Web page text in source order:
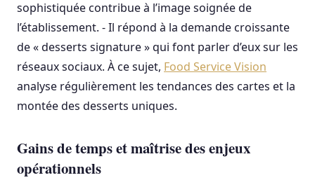
sophistiquée contribue à l’image soignée de
l’établissement. - Il répond à la demande croissante
de « desserts signature » qui font parler d’eux sur les
réseaux sociaux. À ce sujet, Food Service Vision
analyse régulièrement les tendances des cartes et la
montée des desserts uniques.
Gains de temps et maîtrise des enjeux
opérationnels